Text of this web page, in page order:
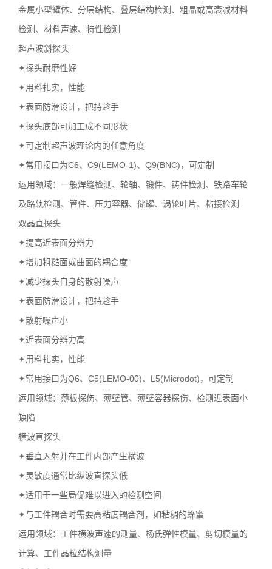
金属小型罐体、分层结构、叠层结构检测、粗晶或高衰减材料
检测、材料声速、特性检测
超声波斜探头
✦探头耐磨性好
✦用料扎实，性能
✦表面防滑设计，把持趁手
✦探头底部可加工成不同形状
✦可定制超声波理论内的任意角度
✦常用接口为C6、C9(LEMO-1)、Q9(BNC)，可定制
运用领域：一般焊缝检测、轮轴、锻件、铸件检测、铁路车轮
及路轨检测、管件、压力容器、储罐、涡轮叶片、粘接检测
双晶直探头
✦提高近表面分辨力
✦增加粗糙面或曲面的耦合度
✦减少探头自身的散射噪声
✦表面防滑设计，把持趁手
✦散射噪声小
✦近表面分辨力高
✦用料扎实，性能
✦常用接口为Q6、C5(LEMO-00)、L5(Microdot)，可定制
运用领域：薄板探伤、薄壁管、薄壁容器探伤、检测近表面小
缺陷
横波直探头
✦垂直入射并在工件内部产生横波
✦灵敏度通常比纵波直探头低
✦适用于一些局促难以进入的检测空间
✦与工件耦合时需要高粘度耦合剂，如粘稠的蜂蜜
运用领域：工件横波声速的测量、杨氏弹性模量、剪切模量的
计算、工件晶粒结构测量